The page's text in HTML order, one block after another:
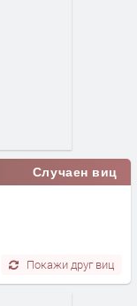
Случаен виц
Покажи друг виц